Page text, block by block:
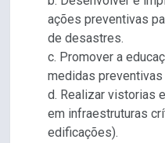
ações preventivas
de desastres.
c. Promover a
medidas
d. Realizar vistorias
em infraestruturas
edificações).